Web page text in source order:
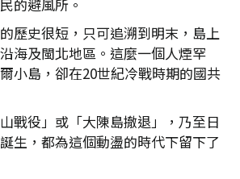
的避風所。
歷史很短，只可追溯到明末，島上
海及閩北地區。這麼一個人煙罕
小島，卻在20世紀冷戰時期的國共
戰役」或「大陳島撤退」，乃至日
生，都為這個動盪的時代下留下了